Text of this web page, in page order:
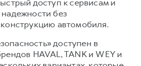
доступ к сервисам и
без
автомобиля.
доступен в
HAVAL, TANK и WEY и